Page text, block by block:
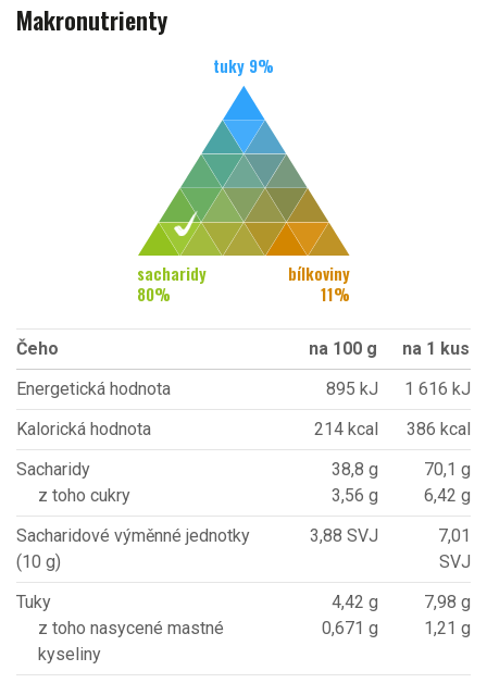
Makronutrienty
tuky 9%
sacharidy
80%
bílkoviny
11%
Čeho na 100 g
na 1 kus
Energetická hodnota
895 kJ
1 616 kJ
Kalorická hodnota
214 kcal
386 kcal
Sacharidy
z toho cukry
38,8 g
3,56 g
70,1 g
6,42 g
Sacharidové výměnné jednotky
(10 g)
3,88 SVJ
7,01
SVJ
Tuky
z toho nasycené mastné
kyseliny
4,42 g
0,671 g
7,98 g
1,21 g